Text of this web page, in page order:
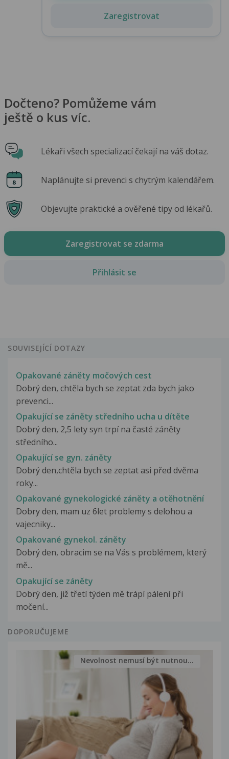
Zaregistrovat
Dočteno? Pomůžeme vám
ještě o kus víc.
Lékaři všech specializací čekají na váš dotaz.
Naplánujte si prevenci s chytrým kalendářem.
Objevujte praktické a ověřené tipy od lékařů.
Zaregistrovat se zdarma
Přihlásit se
SOUVISEJÍCÍ DOTAZY
Opakované záněty močových cest
Dobrý den, chtěla bych se zeptat zda bych jako
prevenci...
Opakující se záněty středního ucha u dítěte
Dobrý den, 2,5 lety syn trpí na časté záněty
středního...
Opakující se gyn. záněty
Dobrý den,chtěla bych se zeptat asi před dvěma
roky...
Opakované gynekologické záněty a otěhotnění
Dobry den, mam uz 6let problemy s delohou a
vajecniky...
Opakované gynekol. záněty
Dobrý den, obracim se na Vás s problémem, který
mě...
Opakující se záněty
Dobrý den, již třetí týden mě trápí pálení při
močení...
DOPORUČUJEME
Nevolnost nemusí být nutnou...